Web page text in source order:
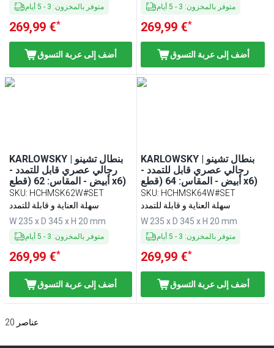
متوفر بالمخزون:
3
-
5 أيام
269,99 €*
أضف إلى عربة التسوق
متوفر بالمخزون:
3
-
5 أيام
269,99 €*
أضف إلى عربة التسوق
KARLOWSKY | بنطال تشينو
رجالي عصري قابل للتمدد -
أبيض - المقاس: 62 (قطع x6)
SKU: HCHMSK62W#SET
سهلة العناية و قابلة للتمدد
W 235 x D 345 x H 20 mm
متوفر بالمخزون:
3
-
5 أيام
269,99 €*
أضف إلى عربة التسوق
KARLOWSKY | بنطال تشينو
رجالي عصري قابل للتمدد -
أبيض - المقاس: 64 (قطع x6)
SKU: HCHMSK64W#SET
سهلة العناية و قابلة للتمدد
W 235 x D 345 x H 20 mm
متوفر بالمخزون:
3
-
5 أيام
269,99 €*
أضف إلى عربة التسوق
20 عناصر